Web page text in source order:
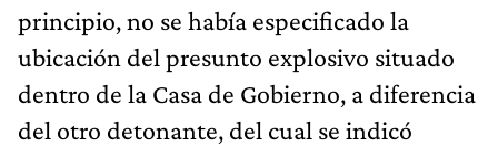
principio, no se había especificado la
ubicación del presunto explosivo situado
dentro de la Casa de Gobierno, a diferencia
del otro detonante, del cual se indicó